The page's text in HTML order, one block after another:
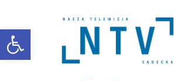
Otwórz pasek narzędzi